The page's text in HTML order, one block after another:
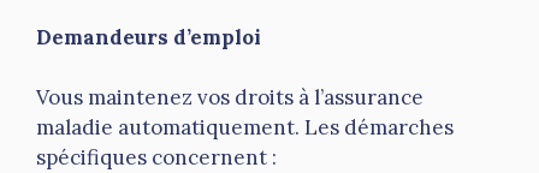
Demandeurs d’emploi
Vous maintenez vos droits à l’assurance
maladie automatiquement. Les démarches
spécifiques concernent :